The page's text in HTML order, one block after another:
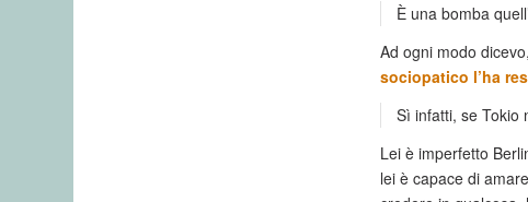
È una bomba
Ad ogni modo
sociopatico l’ha
Sì infatti, se Tokio
Lei è imperfetto
lei è capace di